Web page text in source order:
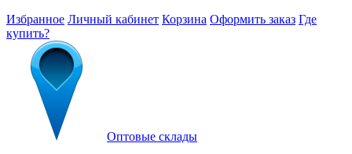
Избранное Личный кабинет Корзина Оформить заказ Где
купить?
Оптовые склады